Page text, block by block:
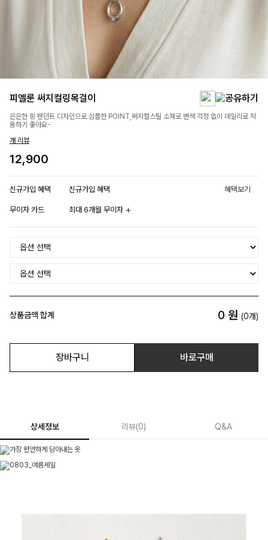
피엘룬 써지컬링목걸이
은은한 링 펜던트 디자인으로 심플한 POINT,써지컬스틸 소재로 변색 걱정 없이 데일리로 착
용하기 좋아요-
개 리뷰
12,900
신규가입 혜택 신규가입 혜택 혜택보기
무이자 카드 최대 6개월 무이자
상품금액 합계 0 원 (0개)
장바구니 바로구매
상세정보 리뷰(0) Q&A